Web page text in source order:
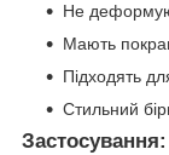
Не
Мають
Підходять
Стильний
Застосування: